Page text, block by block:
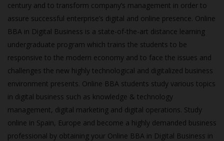
century and to transform company’s management in order to
assure successful enterprise’s digital and online presence. Online
BBA in Digital Business is a state-of-the-art distance learning
undergraduate program which trains the students to be
responsive to the modern economy and to face the issues and
challenges the new highly technological and digitalized business
environment presents. Online BBA students study various topics
in digital business such as knowledge & technology
management, digital marketing and digital operations. Study
online in Spain, Europe and become a highly demanded business
professional by obtaining your Online BBA in Digital Business in